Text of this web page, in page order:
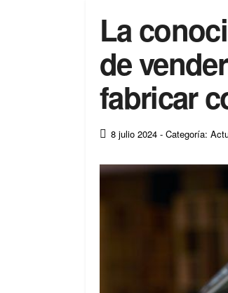
La
de
fabricar
8 julio 2024 - Categoría: